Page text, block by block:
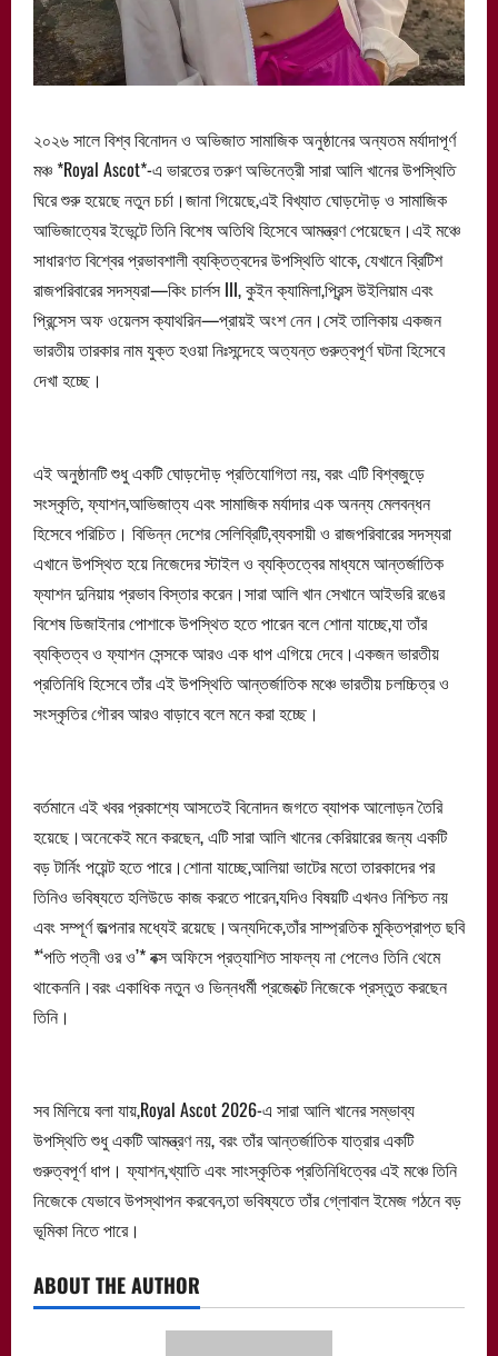
২০২৬ সালে বিশ্ব বিনোদন ও অভিজাত সামাজিক অনুষ্ঠানের অন্যতম মর্যাদাপূর্ণ
মঞ্চ *Royal Ascot*-এ ভারতের তরুণ অভিনেত্রী সারা আলি খানের উপস্থিতি
ঘিরে শুরু হয়েছে নতুন চর্চা।জানা গিয়েছে,এই বিখ্যাত ঘোড়দৌড় ও সামাজিক
আভিজাত্যের ইভেন্টে তিনি বিশেষ অতিথি হিসেবে আমন্ত্রণ পেয়েছেন।এই মঞ্চে
সাধারণত বিশ্বের প্রভাবশালী ব্যক্তিত্বদের উপস্থিতি থাকে, যেখানে ব্রিটিশ
রাজপরিবারের সদস্যরা—কিং চার্লস III, কুইন ক্যামিলা,প্রিন্স উইলিয়াম এবং
প্রিন্সেস অফ ওয়েলস ক্যাথরিন—প্রায়ই অংশ নেন।সেই তালিকায় একজন
ভারতীয় তারকার নাম যুক্ত হওয়া নিঃসন্দেহে অত্যন্ত গুরুত্বপূর্ণ ঘটনা হিসেবে
দেখা হচ্ছে।
এই অনুষ্ঠানটি শুধু একটি ঘোড়দৌড় প্রতিযোগিতা নয়, বরং এটি বিশ্বজুড়ে
সংস্কৃতি, ফ্যাশন,আভিজাত্য এবং সামাজিক মর্যাদার এক অনন্য মেলবন্ধন
হিসেবে পরিচিত। বিভিন্ন দেশের সেলিব্রিটি,ব্যবসায়ী ও রাজপরিবারের সদস্যরা
এখানে উপস্থিত হয়ে নিজেদের স্টাইল ও ব্যক্তিত্বের মাধ্যমে আন্তর্জাতিক
ফ্যাশন দুনিয়ায় প্রভাব বিস্তার করেন।সারা আলি খান সেখানে আইভরি রঙের
বিশেষ ডিজাইনার পোশাকে উপস্থিত হতে পারেন বলে শোনা যাচ্ছে,যা তাঁর
ব্যক্তিত্ব ও ফ্যাশন সেন্সকে আরও এক ধাপ এগিয়ে দেবে।একজন ভারতীয়
প্রতিনিধি হিসেবে তাঁর এই উপস্থিতি আন্তর্জাতিক মঞ্চে ভারতীয় চলচ্চিত্র ও
সংস্কৃতির গৌরব আরও বাড়াবে বলে মনে করা হচ্ছে।
বর্তমানে এই খবর প্রকাশ্যে আসতেই বিনোদন জগতে ব্যাপক আলোড়ন তৈরি
হয়েছে।অনেকেই মনে করছেন, এটি সারা আলি খানের কেরিয়ারের জন্য একটি
বড় টার্নিং পয়েন্ট হতে পারে।শোনা যাচ্ছে,আলিয়া ভাটের মতো তারকাদের পর
তিনিও ভবিষ্যতে হলিউডে কাজ করতে পারেন,যদিও বিষয়টি এখনও নিশ্চিত নয়
এবং সম্পূর্ণ জল্পনার মধ্যেই রয়েছে।অন্যদিকে,তাঁর সাম্প্রতিক মুক্তিপ্রাপ্ত ছবি
*‘পতি পত্নী ওর ও’* বক্স অফিসে প্রত্যাশিত সাফল্য না পেলেও তিনি থেমে
থাকেননি।বরং একাধিক নতুন ও ভিন্নধর্মী প্রজেক্টে নিজেকে প্রস্তুত করছেন
তিনি।
সব মিলিয়ে বলা যায়,Royal Ascot 2026-এ সারা আলি খানের সম্ভাব্য
উপস্থিতি শুধু একটি আমন্ত্রণ নয়, বরং তাঁর আন্তর্জাতিক যাত্রার একটি
গুরুত্বপূর্ণ ধাপ। ফ্যাশন,খ্যাতি এবং সাংস্কৃতিক প্রতিনিধিত্বের এই মঞ্চে তিনি
নিজেকে যেভাবে উপস্থাপন করবেন,তা ভবিষ্যতে তাঁর গ্লোবাল ইমেজ গঠনে বড়
ভূমিকা নিতে পারে।
ABOUT THE AUTHOR